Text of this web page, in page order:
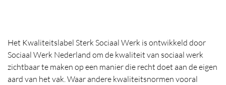
Het Kwaliteitslabel Sterk Sociaal Werk is ontwikkeld door
Sociaal Werk Nederland om de kwaliteit van sociaal werk
zichtbaar te maken op een manier die recht doet aan de eigen
aard van het vak. Waar andere kwaliteitsnormen vooral